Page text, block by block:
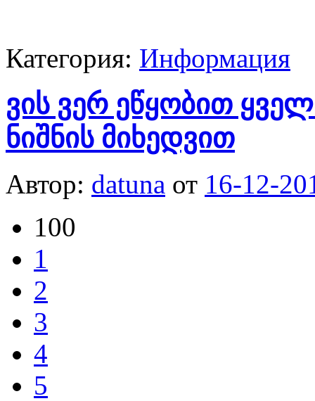
Категория: Информация
ვის ვერ ეწყობით
ნიშნის მიხედვით
Автор: datuna от 16-12-
100
1
2
3
4
5